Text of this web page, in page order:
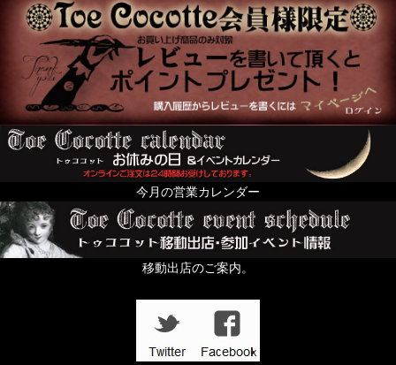
今月の営業カレンダー
移動出店のご案内。